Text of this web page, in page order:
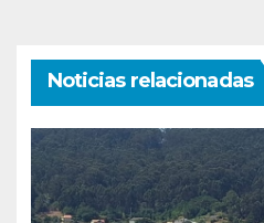
Noticias relacionadas